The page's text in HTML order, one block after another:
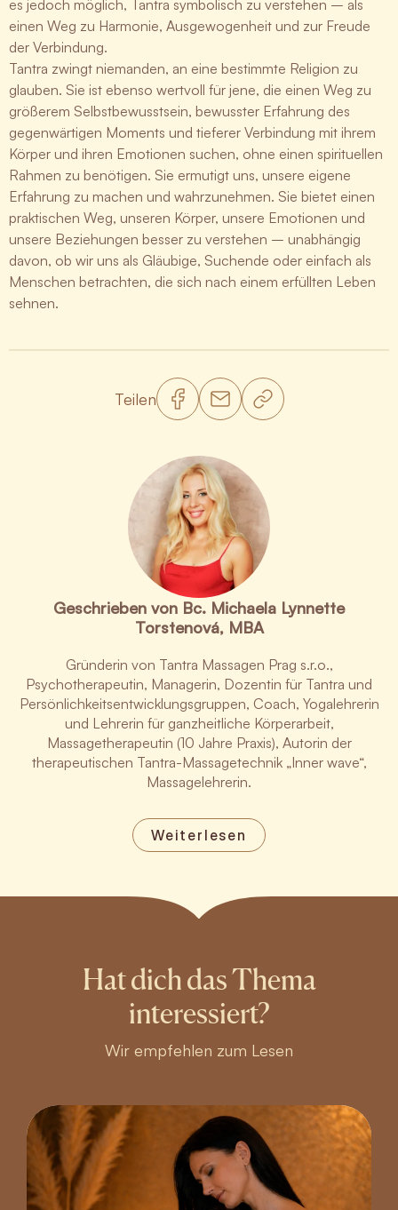
es jedoch möglich, Tantra symbolisch zu verstehen – als
einen Weg zu Harmonie, Ausgewogenheit und zur Freude
der Verbindung.
Tantra zwingt niemanden, an eine bestimmte Religion zu
glauben. Sie ist ebenso wertvoll für jene, die einen Weg zu
größerem Selbstbewusstsein, bewusster Erfahrung des
gegenwärtigen Moments und tieferer Verbindung mit ihrem
Körper und ihren Emotionen suchen, ohne einen spirituellen
Rahmen zu benötigen. Sie ermutigt uns, unsere eigene
Erfahrung zu machen und wahrzunehmen. Sie bietet einen
praktischen Weg, unseren Körper, unsere Emotionen und
unsere Beziehungen besser zu verstehen – unabhängig
davon, ob wir uns als Gläubige, Suchende oder einfach als
Menschen betrachten, die sich nach einem erfüllten Leben
sehnen.
Teilen
Geschrieben von Bc. Michaela Lynnette
Torstenová, MBA
Gründerin von Tantra Massagen Prag s.r.o.,
Psychotherapeutin, Managerin, Dozentin für Tantra und
Persönlichkeitsentwicklungsgruppen, Coach, Yogalehrerin
und Lehrerin für ganzheitliche Körperarbeit,
Massagetherapeutin (10 Jahre Praxis), Autorin der
therapeutischen Tantra-Massagetechnik „Inner wave“,
Massagelehrerin.
Weiterlesen
Hat dich das Thema
interessiert?
Wir empfehlen zum Lesen